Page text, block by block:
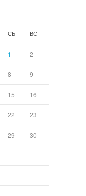
СБ ВС
1 2
8 9
15 16
22 23
29 30